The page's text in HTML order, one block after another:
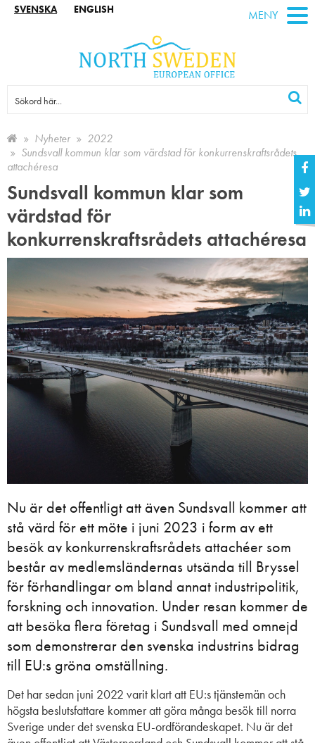
SVENSKA ENGLISH MENY
Nyheter
2022
Sundsvall kommun klar som värdstad för konkurrenskraftsrådets
attachéresa
Sundsvall kommun klar som
värdstad för
konkurrenskraftsrådets attachéresa
Nu är det offentligt att även Sundsvall kommer att
stå värd för ett möte i juni 2023 i form av ett
besök av konkurrenskraftsrådets attachéer som
består av medlemsländernas utsända till Bryssel
för förhandlingar om bland annat industripolitik,
forskning och innovation. Under resan kommer de
att besöka flera företag i Sundsvall med omnejd
som demonstrerar den svenska industrins bidrag
till EU:s gröna omställning.
Det har sedan juni 2022 varit klart att EU:s tjänstemän och
högsta beslutsfattare kommer att göra många besök till norra
Sverige under det svenska EU-ordförandeskapet. Nu är det